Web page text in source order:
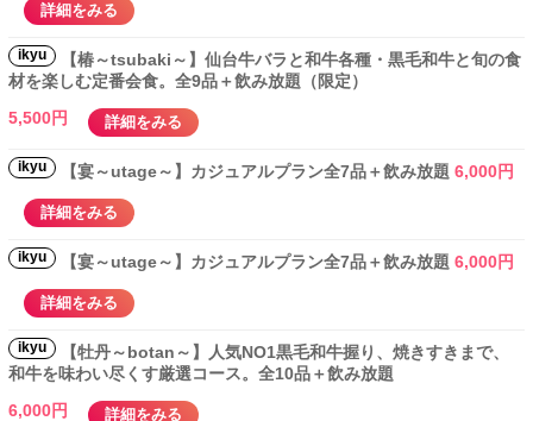
詳細をみる
ikyu
【椿～tsubaki～】仙台牛バラと和牛各種・黒毛和牛と旬の食
材を楽しむ定番会食。全9品＋飲み放題（限定）
5,500円
詳細をみる
ikyu 【宴～utage～】カジュアルプラン全7品＋飲み放題 6,000円
詳細をみる
ikyu 【宴～utage～】カジュアルプラン全7品＋飲み放題 6,000円
詳細をみる
ikyu
【牡丹～botan～】人気NO1黒毛和牛握り、焼きすきまで、
和牛を味わい尽くす厳選コース。全10品＋飲み放題
6,000円
詳細をみる